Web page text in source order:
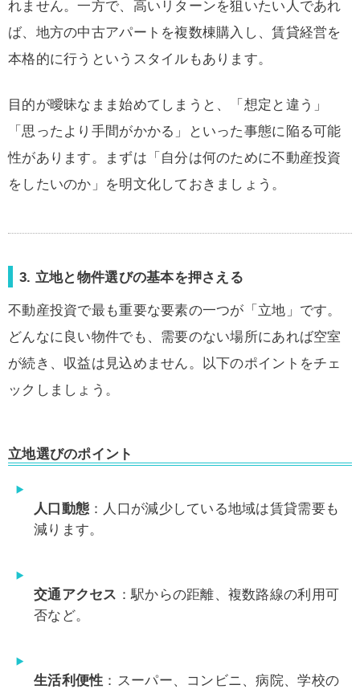
れません。一方で、高いリターンを狙いたい人であれ
ば、地方の中古アパートを複数棟購入し、賃貸経営を
本格的に行うというスタイルもあります。
目的が曖昧なまま始めてしまうと、「想定と違う」
「思ったより手間がかかる」といった事態に陥る可能
性があります。まずは「自分は何のために不動産投資
をしたいのか」を明文化しておきましょう。
3. 立地と物件選びの基本を押さえる
不動産投資で最も重要な要素の一つが「立地」です。
どんなに良い物件でも、需要のない場所にあれば空室
が続き、収益は見込めません。以下のポイントをチェ
ックしましょう。
立地選びのポイント
人口動態 ：人口が減少している地域は賃貸需要も
減ります。
交通アクセス ：駅からの距離、複数路線の利用可
否など。
生活利便性 ：スーパー、コンビニ、病院、学校の